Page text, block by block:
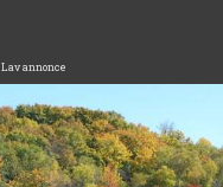
Lav annonce